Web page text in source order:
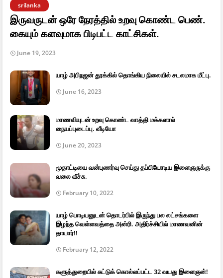
srilanka
இருவருடன் ஒரே நேரத்தில் உறவு கொண்ட பெண்.
கையும் களவுமாக பிடிபட்ட காட்சிகள்.
June 19, 2023
யாழ் அபிநஜன் தூக்கில் தொங்கிய நிலையில் சடலமாக மீட்பு.
June 16, 2023
மாணவியுடன் உறவு கொண்ட வாத்தி மக்களால்
நையப்புடைப்பு. வீடியோ
June 20, 2023
மூதாட்டியை வன்புணர்வு செய்து தப்பியோடிய இளைஞருக்கு
வலை வீச்சு.
February 10, 2022
யாழ் பொடியனுடன் தொடர்பில் இருந்து பல லட்சங்களை
இழந்த வெள்ளவத்தை அன்ரி. அதிர்ச்சியில் மாணவனின்
தாயார்!!
February 12, 2022
களுத்துறையில் சுட்டுக் கொல்லப்பட்ட 32 வயது இளைஞன்!